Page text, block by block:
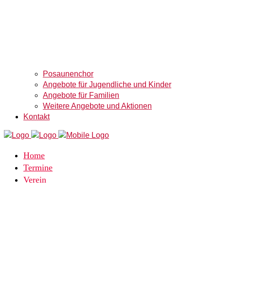
Posaunenchor
Angebote für Jugendliche und Kinder
Angebote für Familien
Weitere Angebote und Aktionen
Kontakt
Home
Termine
Verein